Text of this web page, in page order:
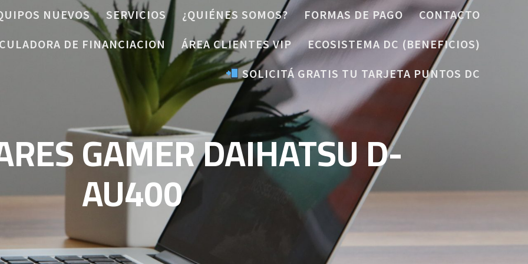
NUEVOS SERVICIOS ¿QUIÉNES SOMOS? FORMAS DE PAGO
CONTACTO
DE FINANCIACION
ÁREA CLIENTES VIP
ECOSISTEMA DC (BENEFICIOS)
SOLICITÁ GRATIS TU TARJETA PUNTOS DC
GAMER DAIHATSU D-
AU400